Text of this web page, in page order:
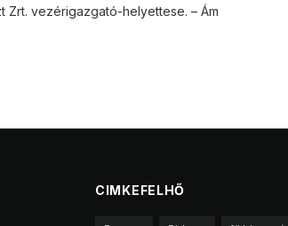
Zrt. vezérigazgató-helyettese. – Ám
CIMKEFELHŐ